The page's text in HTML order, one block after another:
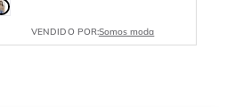
VENDIDO POR:Somos moda